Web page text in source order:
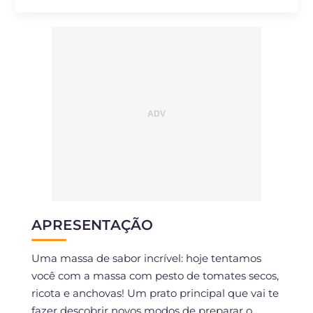
APRESENTAÇÃO
Uma massa de sabor incrível: hoje tentamos
você com a massa com pesto de tomates secos,
ricota e anchovas! Um prato principal que vai te
fazer descobrir novos modos de preparar o